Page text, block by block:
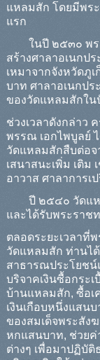
แหลมสัก โดยมีพระ
แรก
ในปี ๒๕๓๐ พระ
สร้างศาลาอเนกป
เหมาจากจังหวัดภู
บาท ศาลาอเนกปร
ของวัดแหลมสักใน
ช่วงเวลาดังกล่าว
พรรณ เอกไพบูลย์
วัดแหลมสักสืบต่อ
เสนาสนะเพิ่ม เติม
อาวาส ศาลาการเ
ปี ๒๕๔๐ วัดแหล
และได้รับพระรา
ตลอดระยะเวลาที่
วัดแหลมสัก ท่านไ
สาธารณประโยช
บริจาคเงินซื้อกระเ
บ้านแหลมสัก, ซื้อเ
เงินเกือบหนึ่งแสน
ของสมเด็จพระสัง
หกแสนบาท, ช่วยค่
ต่างๆ เพื่อมาปฏิบัติ